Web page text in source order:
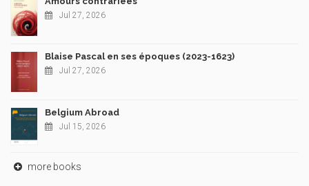
Jul 27, 2026
Blaise Pascal en ses époques (2023-1623)
Jul 27, 2026
Belgium Abroad
Jul 15, 2026
more books